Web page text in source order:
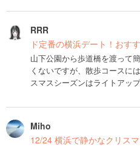
RRR
ド定番の横浜デート！おす
山下公園から歩道橋を渡って
くないですが、散歩コースに
スマスシーズンはライトアッ
Miho
12/24 横浜で静かなクリス